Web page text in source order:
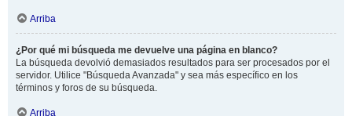
Arriba
¿Por qué mi búsqueda me devuelve una página en blanco?
La búsqueda devolvió demasiados resultados para ser procesados por el
servidor. Utilice "Búsqueda Avanzada" y sea más específico en los
términos y foros de su búsqueda.
Arriba